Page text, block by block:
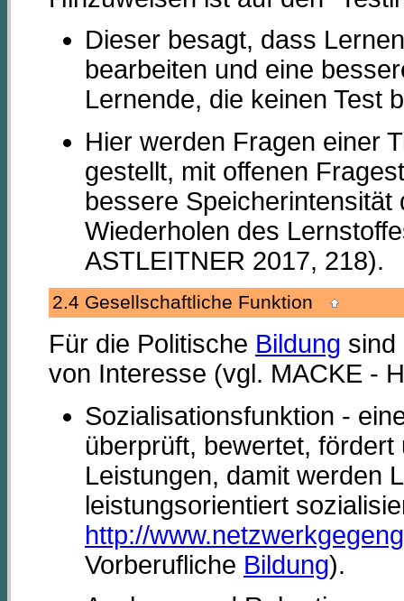
Dieser besagt, dass
bearbeiten und eine
Lernende, die keinen Test
Hier werden Fragen einer
gestellt, mit offenen
bessere
Wiederholen des
ASTLEITNER 2017, 218).
2.4 Gesellschaftliche Funktion
Für die Politische Bildung sind
von Interesse (vgl. MACKE -
Sozialisationsfunktion -
überprüft, bewertet,
Leistungen, damit werden
leistungsorientiert
http://
Vorberufliche Bildung).